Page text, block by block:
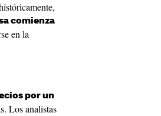
comienza
en la
por un
Los analistas